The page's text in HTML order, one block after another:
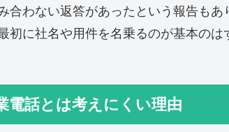
合わない返答があったという報告もあ
初に社名や用件を名乗るのが基本のは
電話とは考えにくい理由